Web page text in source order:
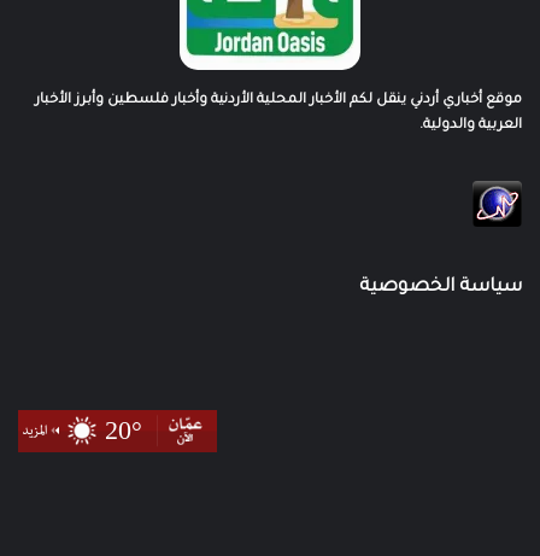
موقع أخباري أردني ينقل لكم الأخبار المحلية الأردنية وأخبار فلسطين وأبرز الأخبار
العربية والدولية.
سياسة الخصوصية